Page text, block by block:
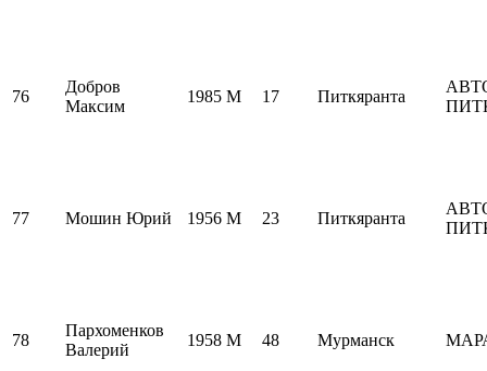
76
Добров
Максим
1985 M 17 Питкяранта
77 Мошин Юрий 1956 M 23 Питкяранта
78
Пархоменков
Валерий
1958 M 48 Мурманск